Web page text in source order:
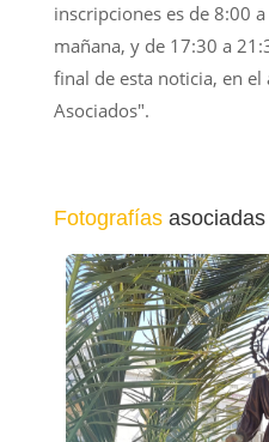
inscripciones es de 8:00
mañana, y de 17:30 a
final de esta noticia, en
Asociados".
Fotografías asociadas